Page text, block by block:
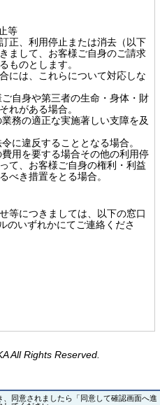
等
正、利用停止または消去（以下
まして、お客様ご自身のご請求
ものとします。
には、これらについて対応しな
自身や第三者の生命・身体・財
れがある場合。
務の適正な実施著しい支障を及
に違反することとなる場合。
用を要する場合その他の利用停
て、お客様ご自身の権利・利益
べき措置をとる場合。
等につきましては、以下の窓口
のいずれかにてご連絡くださ
All Rights Reserved.
、同意されましたら「同意して確認画面へ進